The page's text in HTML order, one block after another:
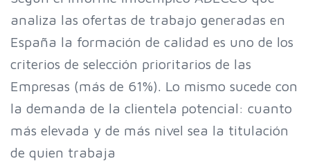
analiza las ofertas de trabajo generadas en
España la formación de calidad es uno de los
criterios de selección prioritarios de las
Empresas (más de 61%). Lo mismo sucede con
la demanda de la clientela potencial: cuanto
más elevada y de más nivel sea la titulación
de quien trabaja